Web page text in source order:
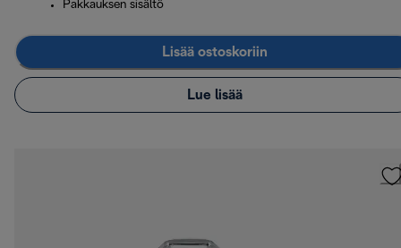
Pakkauksen sisältö
Lisää ostoskoriin
Lue lisää